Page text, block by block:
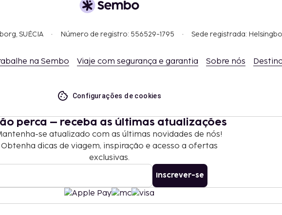
SUÉCIA Número de registro: 556529-1795 Sede registrada:
na Sembo Viaje com segurança e garantia Sobre nós
Configurações de cookies
perca – receba as últimas atualizações
se atualizado com as últimas novidades de nós!
Obtenha dicas de viagem, inspiração e acesso a ofertas
exclusivas.
Inscrever-se